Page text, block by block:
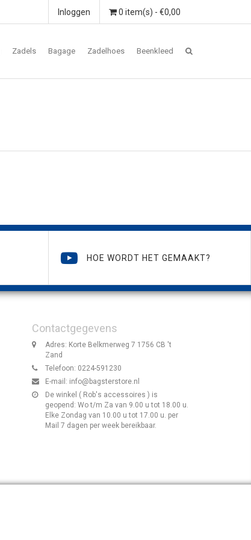
0 item(s) - €0,00
Inloggen
Zadels Bagage Zadelhoes Beenkleed
HOE WORDT HET GEMAAKT?
Contactgegevens
Adres: Korte Belkmerweg 7 1756 CB 't
Zand
Telefoon: 0224-591230
E-mail: info@bagsterstore.nl
De winkel ( Rob's accessoires ) is
geopend: Wo t/m Za van 9.00 u tot 18.00 u.
Elke Zondag van 10.00 u tot 17.00 u. per
Mail 7 dagen per week bereikbaar.